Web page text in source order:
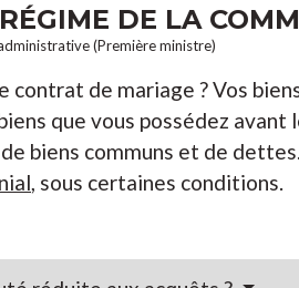
DE LA
(Première ministre)
contrat de mariage ? Vos
que vous possédez
biens communs et de
, sous certaines conditions.